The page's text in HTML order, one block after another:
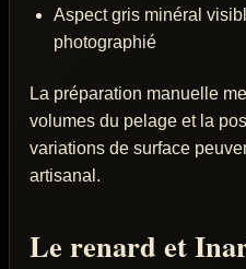
Aspect gris minéral
photographié
La préparation manuelle
volumes du pelage et la
variations de surface
artisanal.
Le renard et